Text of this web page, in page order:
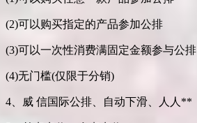
(2)可以购买指定的产品参加公排
(3)可以一次性消费满固定金额参与公排
(4)无门槛(仅限于分销)
4、威 信国际公排、自动下滑、人人**